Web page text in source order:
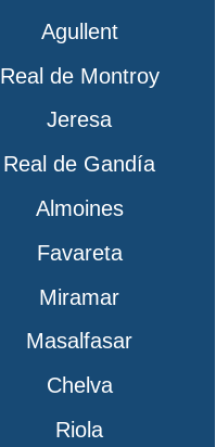
Agullent
Real de Montroy
Jeresa
Real de Gandía
Almoines
Favareta
Miramar
Masalfasar
Chelva
Riola